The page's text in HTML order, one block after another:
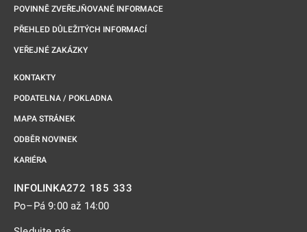
POVINNĚ ZVEŘEJŇOVANÉ INFORMACE
PŘEHLED DŮLEŽITÝCH INFORMACÍ
VEŘEJNÉ ZAKÁZKY
KONTAKTY
PODATELNA / POKLADNA
MAPA STRÁNEK
ODBĚR NOVINEK
KARIÉRA
INFOLINKA272 185 333
Po–Pá 9:00 až 14:00